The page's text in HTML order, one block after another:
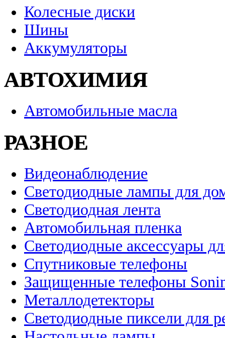
Колесные диски
Шины
Аккумуляторы
АВТОХИМИЯ
Автомобильные масла
РАЗНОЕ
Видеонаблюдение
Светодиодные лампы для
Светодиодная лента
Автомобильная пленка
Светодиодные аксессуары
Спутниковые телефоны
Защищенные телефоны
Металлодетекторы
Светодиодные пиксели для